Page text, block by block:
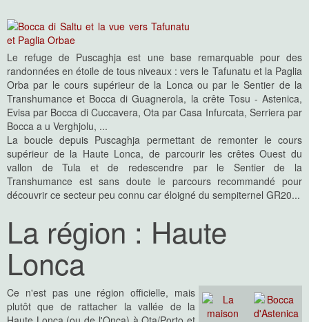
Le refuge de Puscaghja est une base remarquable pour des
randonnées en étoile de tous niveaux : vers le Tafunatu et la Paglia
Orba par le cours supérieur de la Lonca ou par le Sentier de la
Transhumance et Bocca di Guagnerola, la crête Tosu - Astenica,
Evisa par Bocca di Cuccavera, Ota par Casa Infurcata, Serriera par
Bocca a u Verghjolu, ...
La boucle depuis Puscaghja permettant de remonter le cours
supérieur de la Haute Lonca, de parcourir les crêtes Ouest du
vallon de Tula et de redescendre par le Sentier de la
Transhumance est sans doute le parcours recommandé pour
découvrir ce secteur peu connu car éloigné du sempiternel GR20...
La région : Haute
Lonca
Ce n'est pas une région officielle, mais
plutôt que de rattacher la vallée de la